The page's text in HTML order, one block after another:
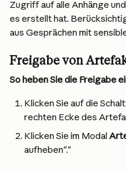
Zugriff auf alle Anhänge
es erstellt hat.
aus Gesprächen mit
Freigabe von
So heben Sie die Freigabe
Klicken Sie auf die
rechten Ecke des
Klicken Sie im Modal
aufheben"."